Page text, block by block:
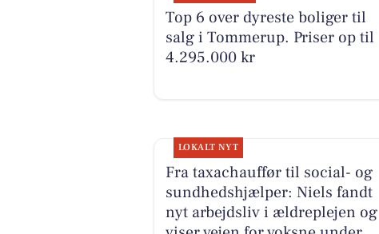
Top 6 over dyreste boliger til
salg i Tommerup. Priser op til
4.295.000 kr
LOKALT NYT
Fra taxachauffør til social- og
sundhedshjælper: Niels fandt
nyt arbejdsliv i ældreplejen og